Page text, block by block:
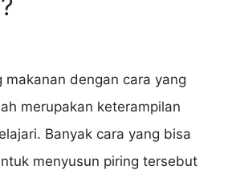
makanan dengan cara yang
merupakan keterampilan
Banyak cara yang bisa
menyusun piring tersebut